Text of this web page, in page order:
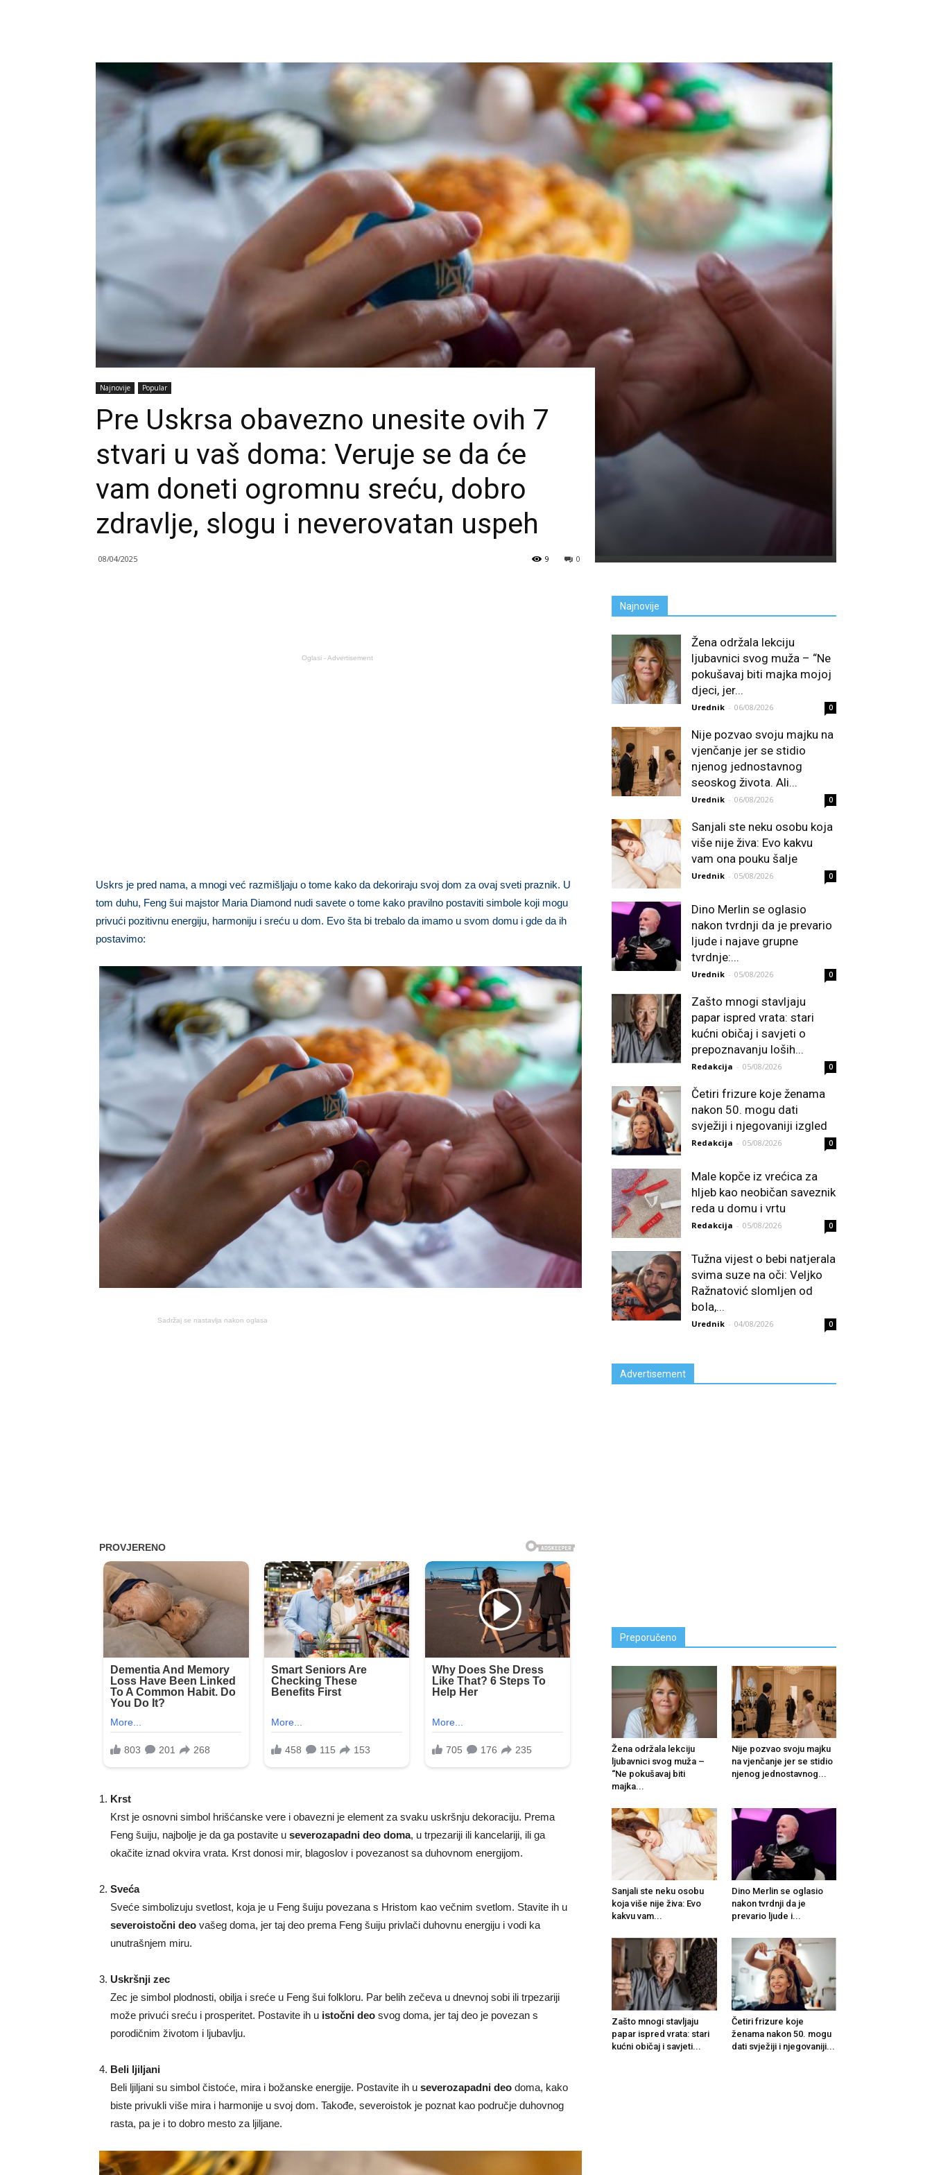
Najnovije Popular
Pre Uskrsa obavezno unesite ovih 7
stvari u vaš doma: Veruje se da će
vam doneti ogromnu sreću, dobro
zdravlje, slogu i neverovatan uspeh
08/04/2025 0
9
Oglasi - Advertisement
Uskrs je pred nama, a mnogi već razmišljaju o tome kako da dekoriraju svoj dom za ovaj sveti praznik. U
tom duhu, Feng šui majstor Maria Diamond nudi savete o tome kako pravilno postaviti simbole koji mogu
privući pozitivnu energiju, harmoniju i sreću u dom. Evo šta bi trebalo da imamo u svom domu i gde da ih
postavimo:
Sadržaj se nastavlja nakon oglasa
Krst
Krst je osnovni simbol hrišćanske vere i obavezni je element za svaku uskršnju dekoraciju. Prema
Feng šuiju, najbolje je da ga postavite u severozapadni deo doma, u trpezariji ili kancelariji, ili ga
okačite iznad okvira vrata. Krst donosi mir, blagoslov i povezanost sa duhovnom energijom.
Sveća
Sveće simbolizuju svetlost, koja je u Feng šuiju povezana s Hristom kao večnim svetlom. Stavite ih u
severoistočni deo vašeg doma, jer taj deo prema Feng šuiju privlači duhovnu energiju i vodi ka
unutrašnjem miru.
Uskršnji zec
Zec je simbol plodnosti, obilja i sreće u Feng šui folkloru. Par belih zečeva u dnevnoj sobi ili trpezariji
može privući sreću i prosperitet. Postavite ih u istočni deo svog doma, jer taj deo je povezan s
porodičnim životom i ljubavlju.
Beli ljiljani
Beli ljiljani su simbol čistoće, mira i božanske energije. Postavite ih u severozapadni deo doma, kako
biste privukli više mira i harmonije u svoj dom. Takođe, severoistok je poznat kao područje duhovnog
rasta, pa je i to dobro mesto za ljiljane.
Najnovije
Žena održala lekciju
ljubavnici svog muža – “Ne
pokušavaj biti majka mojoj
djeci, jer...
Urednik - 06/08/2026 0
Nije pozvao svoju majku na
vjenčanje jer se stidio
njenog jednostavnog
seoskog života. Ali...
Urednik - 06/08/2026 0
Sanjali ste neku osobu koja
više nije živa: Evo kakvu
vam ona pouku šalje
Urednik - 05/08/2026 0
Dino Merlin se oglasio
nakon tvrdnji da je prevario
ljude i najave grupne
tvrdnje:...
Urednik - 05/08/2026 0
Zašto mnogi stavljaju
papar ispred vrata: stari
kućni običaj i savjeti o
prepoznavanju loših...
Redakcija - 05/08/2026 0
Četiri frizure koje ženama
nakon 50. mogu dati
svježiji i njegovaniji izgled
Redakcija - 05/08/2026 0
Male kopče iz vrećica za
hljeb kao neobičan saveznik
reda u domu i vrtu
Redakcija - 05/08/2026 0
Tužna vijest o bebi natjerala
svima suze na oči: Veljko
Ražnatović slomljen od
boIa,...
Urednik - 04/08/2026 0
Advertisement
Preporučeno
Žena održala lekciju
ljubavnici svog muža –
“Ne pokušavaj biti
majka...
Nije pozvao svoju majku
na vjenčanje jer se stidio
njenog jednostavnog...
Sanjali ste neku osobu
koja više nije živa: Evo
kakvu vam...
Dino Merlin se oglasio
nakon tvrdnji da je
prevario ljude i...
Zašto mnogi stavljaju
papar ispred vrata: stari
kućni običaj i savjeti...
Četiri frizure koje
ženama nakon 50. mogu
dati svježiji i njegovaniji...